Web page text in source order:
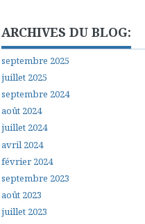
ARCHIVES DU BLOG:
septembre 2025
juillet 2025
septembre 2024
août 2024
juillet 2024
avril 2024
février 2024
septembre 2023
août 2023
juillet 2023